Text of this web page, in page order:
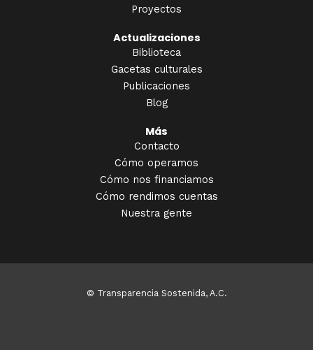
Proyectos
Actualizaciones
Biblioteca
Gacetas culturales
Publicaciones
Blog
Más
Contacto
Cómo operamos
Cómo nos financiamos
Cómo rendimos cuentas
Nuestra gente
© Transparencia Sostenida, A.C.